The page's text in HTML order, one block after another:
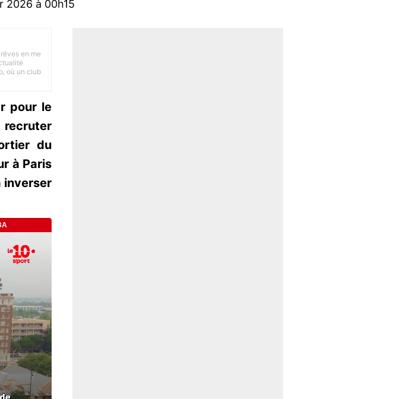
2026 à 00h15
en me
où un club
pour le
recruter
du
à Paris
inverser